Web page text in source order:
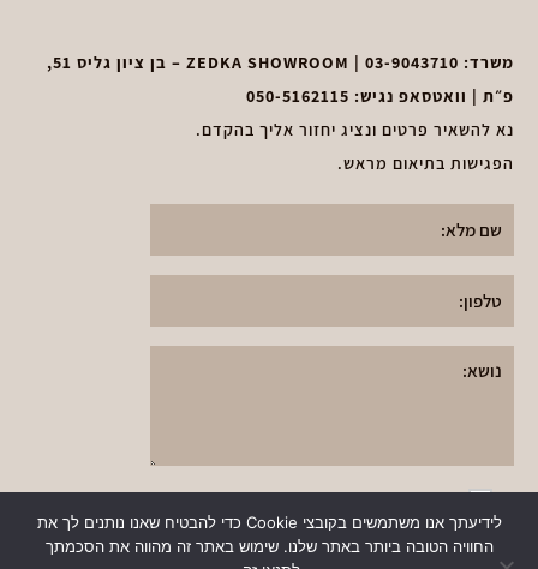
משרד: 03-9043710
| ZEDKA SHOWROOM – בן ציון גליס 51,
פ״ת | וואטסאפ נגיש: 050-5162115
נא להשאיר פרטים ונציג יחזור אליך בהקדם.
הפגישות בתיאום מראש.
אני אני מאשר אתתקנון מדיניות הפרטיות
ותנאי השימושבאתר
לידיעתך אנו משתמשים בקובצי Cookie כדי להבטיח שאנו נותנים לך את
החוויה הטובה ביותר באתר שלנו. שימוש באתר זה מהווה את הסכמתך